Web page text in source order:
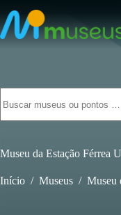
para
o
conteúdo
resultados
Museu da Estação Férrea
Início / Museus / Museu